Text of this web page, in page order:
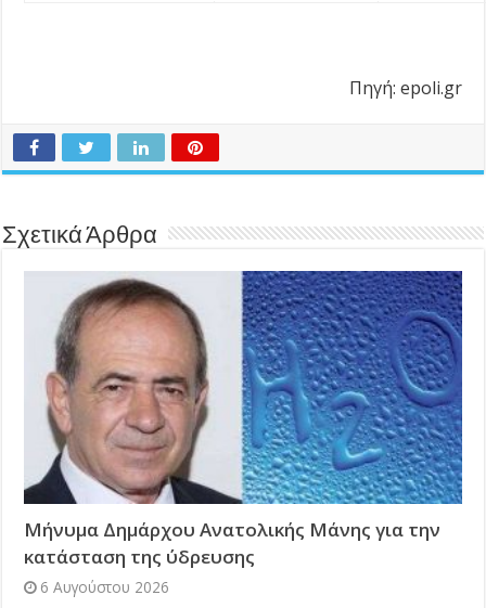
Πηγή: epoli.gr
Σχετικά Άρθρα
Μήνυμα Δημάρχου Ανατολικής Μάνης για την
κατάσταση της ύδρευσης
6 Αυγούστου 2026